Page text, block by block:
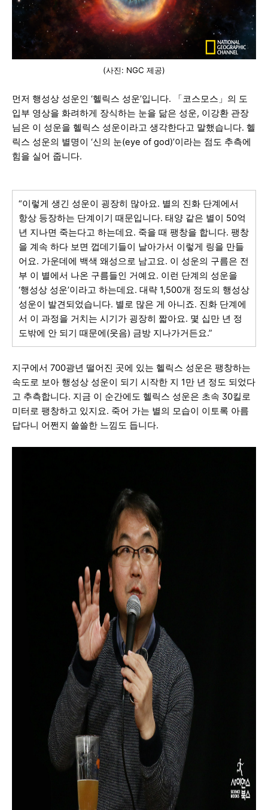
(사진: NGC 제공)
먼저 행성상 성운인 ‘헬릭스 성운’입니다. 「코스모스」의 도
입부 영상을 화려하게 장식하는 눈을 닮은 성운, 이강환 관장
님은 이 성운을 헬릭스 성운이라고 생각한다고 말했습니다. 헬
릭스 성운의 별명이 ‘신의 눈(eye of god)’이라는 점도 추측에
힘을 실어 줍니다.
“이렇게 생긴 성운이 굉장히 많아요. 별의 진화 단계에서
항상 등장하는 단계이기 때문입니다. 태양 같은 별이 50억
년 지나면 죽는다고 하는데요. 죽을 때 팽창을 합니다. 팽창
을 계속 하다 보면 껍데기들이 날아가서 이렇게 링을 만들
어요. 가운데에 백색 왜성으로 남고요. 이 성운의 구름은 전
부 이 별에서 나온 구름들인 거예요. 이런 단계의 성운을
‘행성상 성운’이라고 하는데요. 대략 1,500개 정도의 행성상
성운이 발견되었습니다. 별로 많은 게 아니죠. 진화 단계에
서 이 과정을 거치는 시기가 굉장히 짧아요. 몇 십만 년 정
도밖에 안 되기 때문에(웃음) 금방 지나가거든요.”
지구에서 700광년 떨어진 곳에 있는 헬릭스 성운은 팽창하는
속도로 보아 행성상 성운이 되기 시작한 지 1만 년 정도 되었다
고 추측합니다. 지금 이 순간에도 헬릭스 성운은 초속 30킬로
미터로 팽창하고 있지요. 죽어 가는 별의 모습이 이토록 아름
답다니 어쩐지 쓸쓸한 느낌도 듭니다.